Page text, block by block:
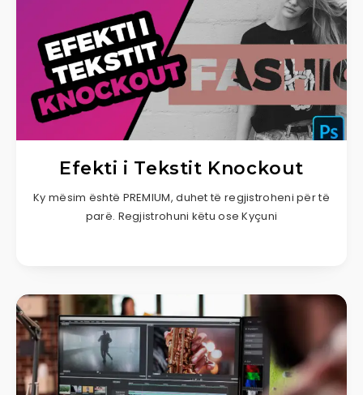
Efekti i Tekstit Knockout
Ky mësim është PREMIUM, duhet të regjistroheni për të
parë. Regjistrohuni këtu ose Kyçuni